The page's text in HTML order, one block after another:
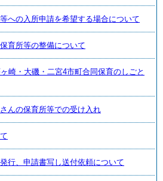
への入所申請を希望する場合について
育所等の整備について
崎・大磯・二宮4市町合同保育のしごと
んの保育所等での受け入れ
行、申請書写し送付依頼について